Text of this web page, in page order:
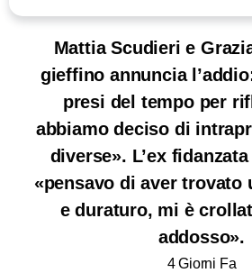
Mattia Scudieri e
gieffino annuncia
presi del tempo per
abbiamo deciso di
diverse». L’ex
«pensavo di aver trovato
e duraturo, mi è
addosso».
4 Giorni Fa